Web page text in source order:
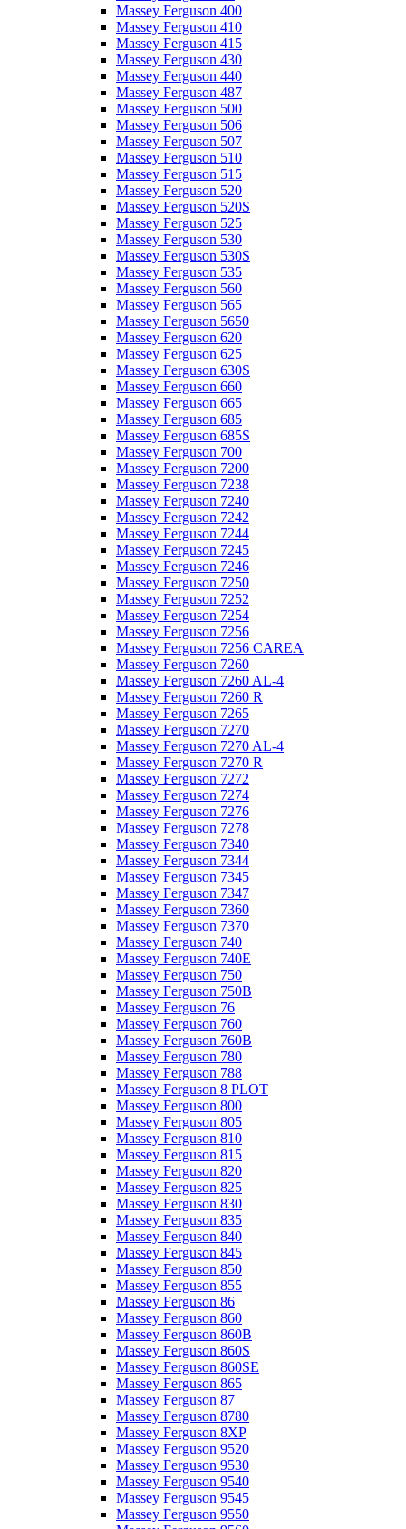
Massey Ferguson 400
Massey Ferguson 410
Massey Ferguson 415
Massey Ferguson 430
Massey Ferguson 440
Massey Ferguson 487
Massey Ferguson 500
Massey Ferguson 506
Massey Ferguson 507
Massey Ferguson 510
Massey Ferguson 515
Massey Ferguson 520
Massey Ferguson 520S
Massey Ferguson 525
Massey Ferguson 530
Massey Ferguson 530S
Massey Ferguson 535
Massey Ferguson 560
Massey Ferguson 565
Massey Ferguson 5650
Massey Ferguson 620
Massey Ferguson 625
Massey Ferguson 630S
Massey Ferguson 660
Massey Ferguson 665
Massey Ferguson 685
Massey Ferguson 685S
Massey Ferguson 700
Massey Ferguson 7200
Massey Ferguson 7238
Massey Ferguson 7240
Massey Ferguson 7242
Massey Ferguson 7244
Massey Ferguson 7245
Massey Ferguson 7246
Massey Ferguson 7250
Massey Ferguson 7252
Massey Ferguson 7254
Massey Ferguson 7256
Massey Ferguson 7256 CAREA
Massey Ferguson 7260
Massey Ferguson 7260 AL-4
Massey Ferguson 7260 R
Massey Ferguson 7265
Massey Ferguson 7270
Massey Ferguson 7270 AL-4
Massey Ferguson 7270 R
Massey Ferguson 7272
Massey Ferguson 7274
Massey Ferguson 7276
Massey Ferguson 7278
Massey Ferguson 7340
Massey Ferguson 7344
Massey Ferguson 7345
Massey Ferguson 7347
Massey Ferguson 7360
Massey Ferguson 7370
Massey Ferguson 740
Massey Ferguson 740E
Massey Ferguson 750
Massey Ferguson 750B
Massey Ferguson 76
Massey Ferguson 760
Massey Ferguson 760B
Massey Ferguson 780
Massey Ferguson 788
Massey Ferguson 8 PLOT
Massey Ferguson 800
Massey Ferguson 805
Massey Ferguson 810
Massey Ferguson 815
Massey Ferguson 820
Massey Ferguson 825
Massey Ferguson 830
Massey Ferguson 835
Massey Ferguson 840
Massey Ferguson 845
Massey Ferguson 850
Massey Ferguson 855
Massey Ferguson 86
Massey Ferguson 860
Massey Ferguson 860B
Massey Ferguson 860S
Massey Ferguson 860SE
Massey Ferguson 865
Massey Ferguson 87
Massey Ferguson 8780
Massey Ferguson 8XP
Massey Ferguson 9520
Massey Ferguson 9530
Massey Ferguson 9540
Massey Ferguson 9545
Massey Ferguson 9550